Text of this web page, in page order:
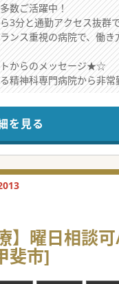
数ご活躍中！
3分と通勤アクセス抜群
ンス重視の病院で、働き
からのメッセージ★☆
精神科専門病院から非
分と都心からの通勤アク
ふれる環境でゆったり
を見る
】曜日相談
斐市]